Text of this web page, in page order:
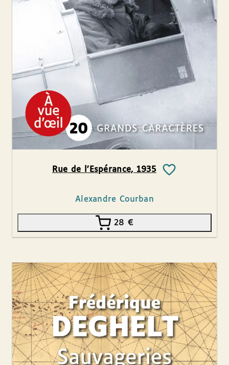
Rue de l’Espérance, 1935
Alexandre Courban
28 €